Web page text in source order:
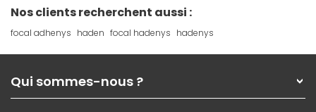
Nos clients recherchent aussi :
focal adhenys haden focal hadenys hadenys
Qui sommes-nous ?